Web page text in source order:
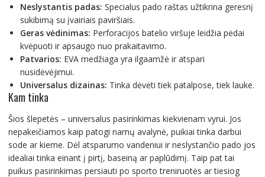
Neslystantis padas: Specialus pado raštas užtikrina geresnį
sukibimą su įvairiais paviršiais.
Geras vėdinimas: Perforacijos batelio viršuje leidžia pėdai
kvėpuoti ir apsaugo nuo prakaitavimo.
Patvarios: EVA medžiaga yra ilgaamžė ir atspari
nusidėvėjimui.
Universalus dizainas: Tinka dėvėti tiek patalpose, tiek lauke.
Kam tinka
Šios šlepetės – universalus pasirinkimas kiekvienam vyrui. Jos
nepakeičiamos kaip patogi namų avalynė, puikiai tinka darbui
sode ar kieme. Dėl atsparumo vandeniui ir neslystančio pado jos
idealiai tinka einant į pirtį, baseiną ar paplūdimį. Taip pat tai
puikus pasirinkimas persiauti po sporto treniruotės ar tiesiog